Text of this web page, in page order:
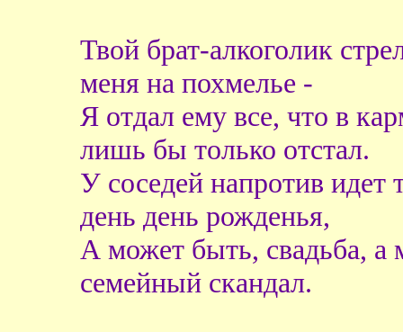
Твой брат-алкоголик
меня на похмелье -
Я отдал ему все, что в
лишь бы только отстал.
У соседей напротив идет
день день рожденья,
А может быть, свадьба, а
семейный скандал.